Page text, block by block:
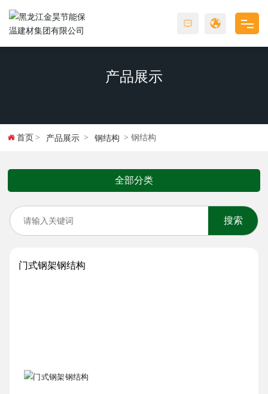
产品展示
招商加盟
产品展示
首页 产品展示 钢结构 钢结构
全部分类
搜索
门式钢架钢结构